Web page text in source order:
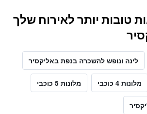
טובות יותר לאירוח שלך
לינה ונופש להשכרה בנפת באליקסיר
מלונות 4 כוכבי מלונות 5 כוכבי